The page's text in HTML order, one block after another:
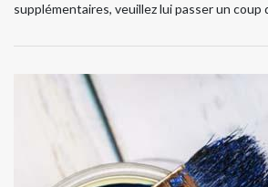
supplémentaires, veuillez lui passer un coup